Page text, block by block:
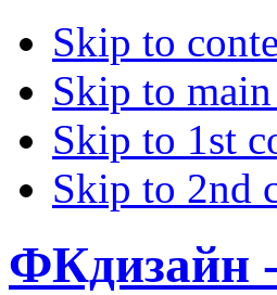
Skip to
Skip to
Skip to 1st
Skip to 2nd
ФКдизайн